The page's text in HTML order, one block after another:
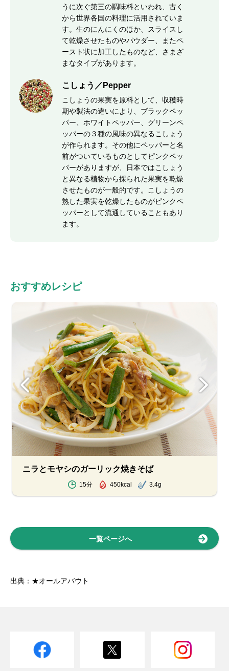
うに次ぐ第三の調味料といわれ、古く
から世界各国の料理に活用されていま
す。生のにんにくのほか、スライスし
て乾燥させたものやパウダー、またペ
ースト状に加工したものなど、さまざ
まなタイプがあります。
こしょう／Pepper
こしょうの果実を原料として、収穫時
期や製法の違いにより、ブラックペッ
パー、ホワイトペッパー、グリーンペ
ッパーの３種の風味の異なるこしょう
が作られます。その他にペッパーと名
前がついているものとしてピンクペッ
パーがありますが、日本ではこしょう
と異なる植物から採られた果実を乾燥
させたものが一般的です。こしょうの
熟した果実を乾燥したものがピンクペ
ッパーとして流通していることもあり
ます。
おすすめレシピ
ニラとモヤシのガーリック焼きそば
15分 450kcal 3.4g
一覧ページへ
出典：★オールアバウト